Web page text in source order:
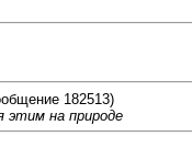
182513)
этим на природе